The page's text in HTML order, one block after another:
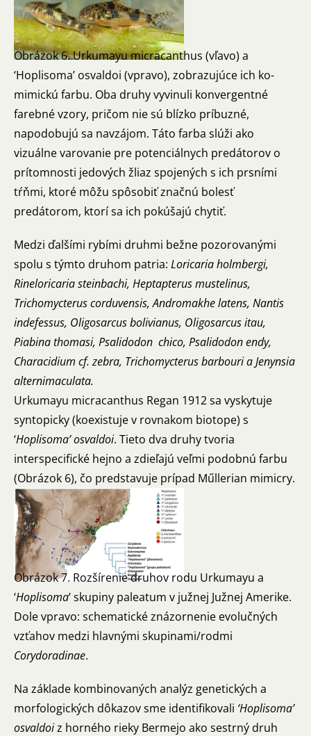
Obrázok 6. Urkumayu micracanthus (vľavo) a
‘Hoplisoma’ osvaldoi (vpravo), zobrazujúce ich ko-
mimickú farbu. Oba druhy vyvinuli konvergentné
farebné vzory, pričom nie sú blízko príbuzné,
napodobujú sa navzájom. Táto farba slúži ako
vizuálne varovanie pre potenciálnych predátorov o
prítomnosti jedových žliaz spojených s ich prsními
tŕňmi, ktoré môžu spôsobiť značnú bolesť
predátorom, ktorí sa ich pokúšajú chytiť.
Medzi ďalšími rybími druhmi bežne pozorovanými
spolu s týmto druhom patria: Loricaria holmbergi,
Rineloricaria steinbachi, Heptapterus mustelinus,
Trichomycterus corduvensis, Andromakhe latens, Nantis
indefessus, Oligosarcus bolivianus, Oligosarcus itau,
Piabina thomasi, Psalidodon chico, Psalidodon endy,
Characidium cf. zebra, Trichomycterus barbouri a Jenynsia
alternimaculata.
Urkumayu micracanthus Regan 1912 sa vyskytuje
syntopicky (koexistuje v rovnakom biotope) s
‘Hoplisoma’ osvaldoi. Tieto dva druhy tvoria
interspecifické hejno a zdieľajú veľmi podobnú farbu
(Obrázok 6), čo predstavuje prípad Műllerian mimicry.
Obrázok 7. Rozšírenie druhov rodu Urkumayu a
‘Hoplisoma’ skupiny paleatum v južnej Južnej Amerike.
Dole vpravo: schematické znázornenie evolučných
vzťahov medzi hlavnými skupinami/rodmi
Corydoradinae.
Na základe kombinovaných analýz genetických a
morfologických dôkazov sme identifikovali ‘Hoplisoma’
osvaldoiz horného rieky Bermejo ako sestrný druh